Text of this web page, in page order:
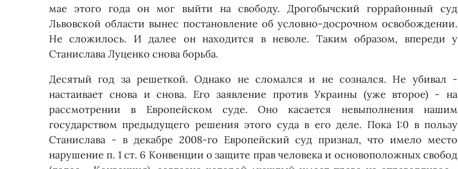
мае этого года он мог выйти на свободу. Дрогобычский горрайонный суд
Львовской области вынес пос­тановление об условно-досрочном освобождении.
Не сложилось. И далее он находится в неволе. Таким образом, впереди у
Станислава Луценко снова борьба.
Десятый год за решеткой. Однако не сломался и не сознался. Не убивал -
настаивает снова и снова. Его заявле­ние против Украины (уже второе) - на
рассмотрении в Европейском суде. Оно касается невыполнения нашим
государством предыдущего решения этого суда в его деле. Пока 1:0 в пользу
Станислава - в декабре 2008-го Европейский суд признал, что имело место
нарушение п. 1 ст. 6 Кон­венции о защите прав человека и основоположных свобод